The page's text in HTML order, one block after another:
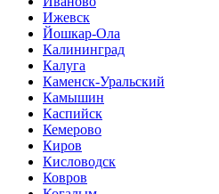
Ижевск
Йошкар-Ола
Калининград
Калуга
Каменск-Уральский
Камышин
Каспийск
Кемерово
Киров
Кисловодск
Ковров